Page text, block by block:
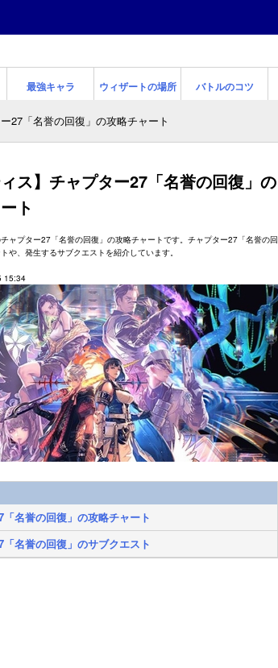
最強キャラ ウィザートの場所 バトルのコツ
27「名誉の回復」の攻略チャート
ィス】チャプター27「名誉の回復」の
ト
チャプター27「名誉の回復」の攻略チャートです。チャプター27「名誉の回
や、発生するサブクエストを紹介しています。
15:34
名誉の回復」の攻略チャート
名誉の回復」のサブクエスト